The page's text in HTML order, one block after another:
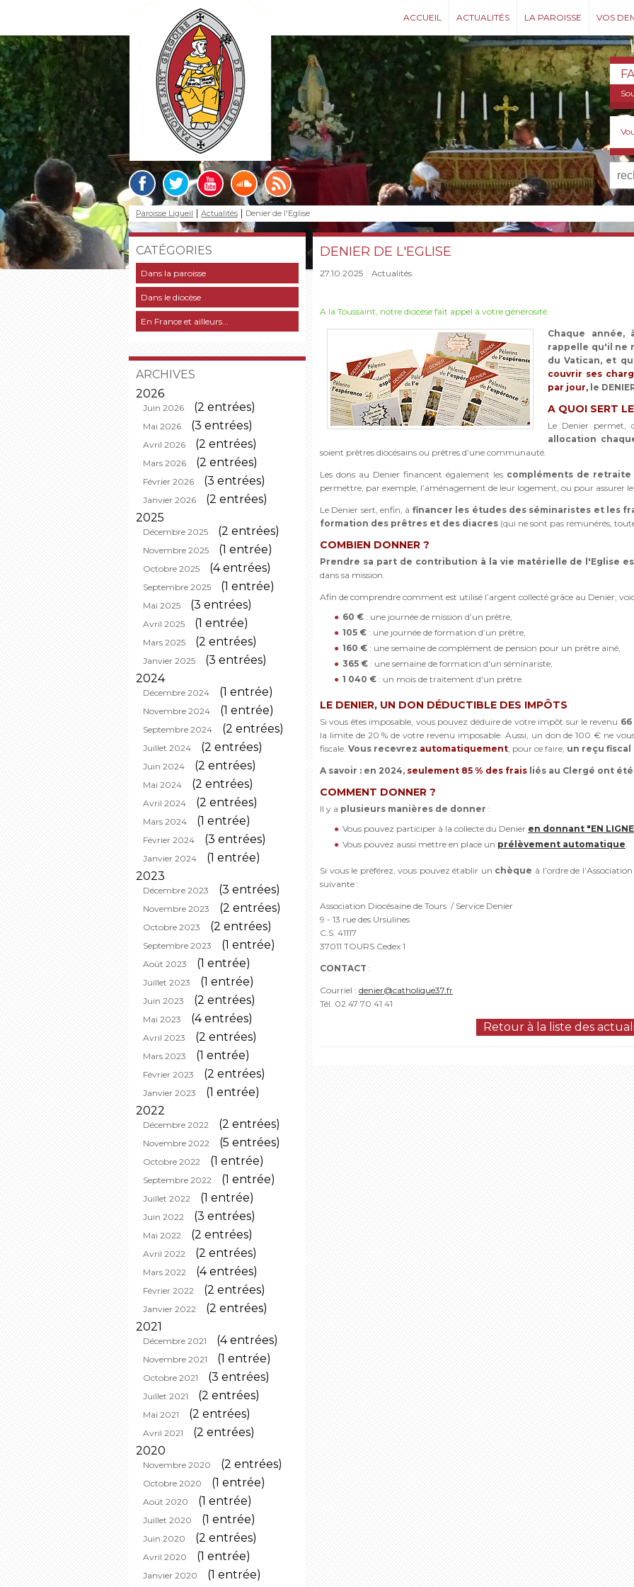
ACCUEIL ACTUALITÉS LA PAROISSE VOS
Paroisse Ligueil Actualités Denier de l'Eglise
CATÉGORIES
Dans la paroisse
Dans le diocèse
En France et ailleurs...
ARCHIVES
2026
Juin 2026 (2 entrées)
Mai 2026 (3 entrées)
Avril 2026 (2 entrées)
Mars 2026 (2 entrées)
Février 2026 (3 entrées)
Janvier 2026
(2 entrées)
2025
Décembre 2025 (2 entrées)
Novembre 2025 (1 entrée)
Octobre 2025 (4 entrées)
Septembre 2025 (1 entrée)
Mai 2025 (3 entrées)
Avril 2025 (1 entrée)
Mars 2025 (2 entrées)
Janvier 2025
(3 entrées)
2024
Décembre 2024 (1 entrée)
Novembre 2024 (1 entrée)
Septembre 2024 (2 entrées)
Juillet 2024 (2 entrées)
Juin 2024 (2 entrées)
Mai 2024 (2 entrées)
Avril 2024 (2 entrées)
Mars 2024 (1 entrée)
Février 2024 (3 entrées)
Janvier 2024
(1 entrée)
2023
Décembre 2023 (3 entrées)
Novembre 2023 (2 entrées)
Octobre 2023 (2 entrées)
Septembre 2023 (1 entrée)
Août 2023 (1 entrée)
Juillet 2023 (1 entrée)
Juin 2023 (2 entrées)
Mai 2023 (4 entrées)
Avril 2023 (2 entrées)
Mars 2023 (1 entrée)
Février 2023 (2 entrées)
Janvier 2023
(1 entrée)
2022
Décembre 2022 (2 entrées)
Novembre 2022 (5 entrées)
Octobre 2022 (1 entrée)
Septembre 2022 (1 entrée)
Juillet 2022 (1 entrée)
Juin 2022 (3 entrées)
Mai 2022 (2 entrées)
Avril 2022 (2 entrées)
Mars 2022 (4 entrées)
Février 2022 (2 entrées)
Janvier 2022
(2 entrées)
2021
Décembre 2021 (4 entrées)
Novembre 2021 (1 entrée)
Octobre 2021 (3 entrées)
Juillet 2021 (2 entrées)
Mai 2021 (2 entrées)
Avril 2021
(2 entrées)
2020
Novembre 2020 (2 entrées)
Octobre 2020 (1 entrée)
Août 2020 (1 entrée)
Juillet 2020 (1 entrée)
Juin 2020 (2 entrées)
Avril 2020 (1 entrée)
Janvier 2020 (1 entrée)
DENIER DE L'EGLISE
27.10.2025 Actualités
A la Toussaint, notre diocèse fait appel à votre générosité.
Chaque année,
rappelle qu'il ne
du Vatican, et qu
couvrir ses
par jour, le
A QUOI SERT
Le Denier permet,
allocation
soient prêtres diocésains ou prêtres d’une communauté.
Les dons au Denier financent également les compléments de retraite
permettre, par exemple, l’aménagement de leur logement, ou pour assurer
Le Denier sert, enfin, à financer les études des séminaristes et les
formation des prêtres et des diacres (qui ne sont pas rémunérés,
COMBIEN DONNER ?
Prendre sa part de contribution à la vie matérielle de l'Eglise
dans sa mission.
Afin de comprendre comment est utilisé l’argent collecté grâce au Denier,
60 € : une journée de mission d’un prêtre,
105 € : une journée de formation d’un prêtre,
160 € : une semaine de complément de pension pour un prêtre ainé,
365 € : une semaine de formation d'un séminariste,
1 040 € : un mois de traitement d'un prêtre.
LE DENIER, UN DON DÉDUCTIBLE DES IMPÔTS
Si vous êtes imposable, vous pouvez déduire de votre impôt sur le revenu 66
la limite de 20 % de votre revenu imposable. Aussi, un don de 100 € ne
fiscale. Vous recevrez automatiquement, pour ce faire, un reçu fiscal
A savoir : en 2024, seulement 85 % des frais liés au Clergé ont
COMMENT DONNER ?
Il y a plusieurs manières de donner :
Vous pouvez participer à la collecte du Denier en donnant "EN
Vous pouvez aussi mettre en place un prélèvement automatique.
Si vous le préférez, vous pouvez établir un chèque à l’ordre de
suivante :
Association Diocésaine de Tours / Service Denier
9 - 13 rue des Ursulines
C.S. 41117
37011 TOURS Cedex 1
CONTACT :
Courriel : denier@catholique37.fr
Tél. 02 47 70 41 41
Retour à la liste des